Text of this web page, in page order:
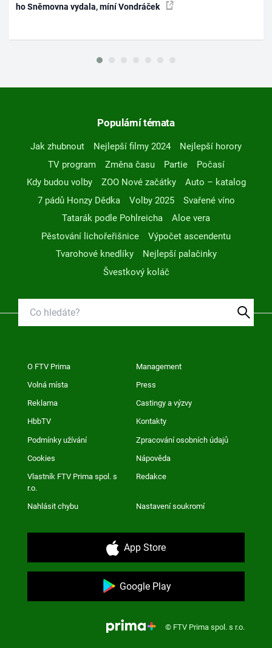
ho Sněmovna vydala, míní Vondráček
Populární témata
Jak zhubnout Nejlepší filmy 2024
Nejlepší horory
TV program
Změna času Partie
Počasí
Kdy budou volby
ZOO Nové začátky
Auto – katalog
7 pádů Honzy Dědka
Volby 2025
Svařené víno
Tatarák podle Pohlreicha
Aloe vera
Pěstování lichořeřišnice
Výpočet ascendentu
Tvarohové knedlíky
Nejlepší palačinky
Švestkový koláč
O FTV Prima Management
Volná místa Press
Reklama Castingy a výzvy
HbbTV Kontakty
Podmínky užívání Zpracování osobních údajů
Cookies Nápověda
Vlastník FTV Prima spol. s
r.o.
Redakce
Nahlásit chybu Nastavení soukromí
App Store
Google Play
© FTV Prima spol. s r.o.